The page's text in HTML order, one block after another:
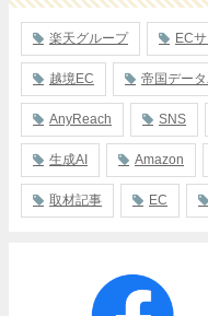
楽天グループ EC
越境EC 帝国デー
AnyReach SNS
生成AI Amazon
取材記事 EC